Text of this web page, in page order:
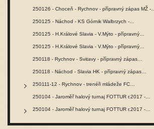
250126 - Choceň - Rychnov - přípravný zápas MŽ -…
250125 - Náchod - KS Górnik Walbrzych -…
250125 - H.Králové Slavia - V.Mýto - přípravný…
250125 - H.Králové Slavia - V.Mýto - přípravný…
250118 - Rychnov - Svitavy - přípravný zápas…
250118 - Náchod - Slavia HK - přípravný zápas…
250111-12 - Rychnov - trenéři mládeže FC…
250104 - Jaroměř halový turnaj FOTTUR r.2017 -…
250104 - Jaroměř halový turnaj FOTTUR r.2017 -…